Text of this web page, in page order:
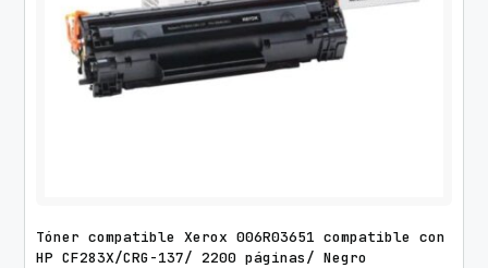
Tóner compatible Xerox 006R03651 compatible con
HP CF283X/CRG-137/ 2200 páginas/ Negro